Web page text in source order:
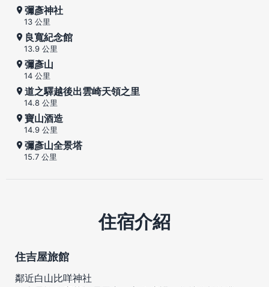
彌彥神社
13 公里
良寬紀念館
13.9 公里
彌彥山
14 公里
道之驛越後出雲崎天領之里
14.8 公里
寶山酒造
14.9 公里
彌彥山全景塔
15.7 公里
住宿介紹
住吉屋旅館
鄰近白山比咩神社